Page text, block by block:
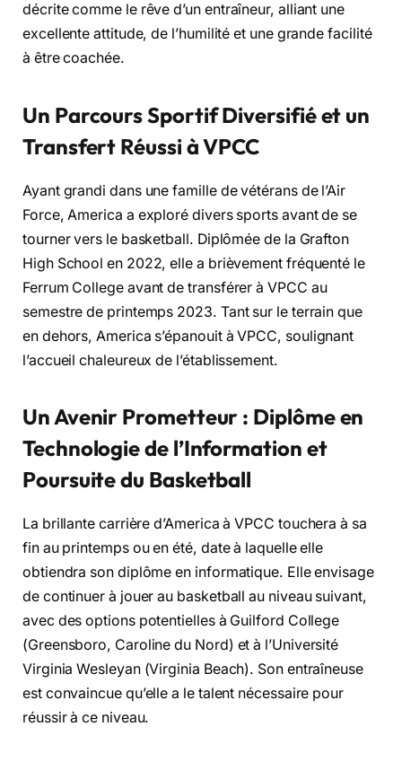
décrite comme le rêve d’un entraîneur, alliant une
excellente attitude, de l’humilité et une grande facilité
à être coachée.
Un Parcours Sportif Diversifié et un
Transfert Réussi à VPCC
Ayant grandi dans une famille de vétérans de l’Air
Force, America a exploré divers sports avant de se
tourner vers le basketball. Diplômée de la Grafton
High School en 2022, elle a brièvement fréquenté le
Ferrum College avant de transférer à VPCC au
semestre de printemps 2023. Tant sur le terrain que
en dehors, America s’épanouit à VPCC, soulignant
l’accueil chaleureux de l’établissement.
Un Avenir Prometteur : Diplôme en
Technologie de l’Information et
Poursuite du Basketball
La brillante carrière d’America à VPCC touchera à sa
fin au printemps ou en été, date à laquelle elle
obtiendra son diplôme en informatique. Elle envisage
de continuer à jouer au basketball au niveau suivant,
avec des options potentielles à Guilford College
(Greensboro, Caroline du Nord) et à l’Université
Virginia Wesleyan (Virginia Beach). Son entraîneuse
est convaincue qu’elle a le talent nécessaire pour
réussir à ce niveau.